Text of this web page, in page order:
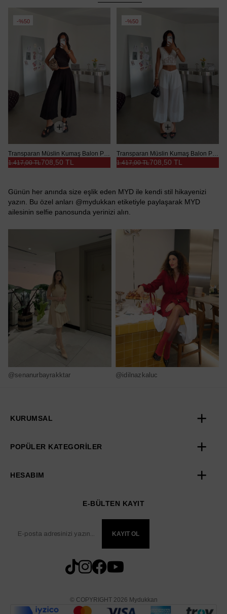
%50
Transparan Müslin Kumaş Balon Pantolon - Siyah
708,50 TL
1.417,00 TL
%50
Transparan Müslin Kumaş Balon Pantolon - Beyaz
708,50 TL
1.417,00 TL
Günün her anında size eşlik eden MYD ile kendi stil hikayenizi
yazın. Bu özel anları @mydukkan etiketiyle paylaşarak MYD
ailesinin selfie panosunda yerinizi alın.
@senanurbayrakktar @idilnazkaluc
KURUMSAL
POPÜLER KATEGORİLER
HESABIM
E-BÜLTEN KAYIT
KAYIT OL
© COPYRIGHT 2026 Mydukkan